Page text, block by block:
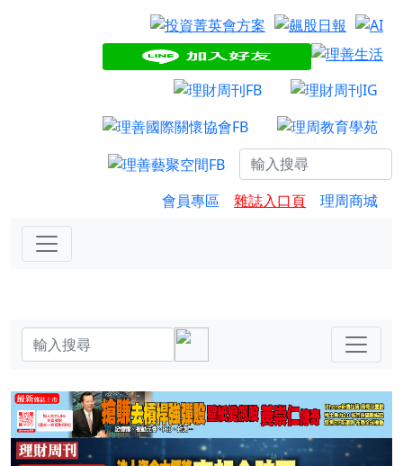
會員專區 雜誌入口頁 理周商城